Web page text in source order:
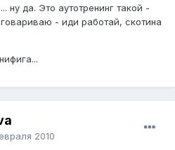
ну да. Это аутотренинг такой -
- иди работай, скотина
2010